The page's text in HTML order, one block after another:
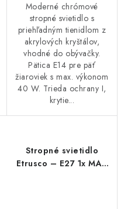
Moderné chrómové
stropné svietidlo s
priehľadným tienidlom z
akrylových kryštálov,
vhodné do obývačky.
Pätica E14 pre päť
žiaroviek s max. výkonom
40 W. Trieda ochrany I,
krytie...
Stropné svietidlo
Etrusco – E27 1x MAX